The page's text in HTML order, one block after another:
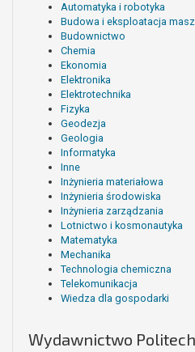
Automatyka i robotyka
Budowa i eksploatacja
Budownictwo
Chemia
Ekonomia
Elektronika
Elektrotechnika
Fizyka
Geodezja
Geologia
Informatyka
Inne
Inżynieria materiałowa
Inżynieria środowiska
Inżynieria zarządzania
Lotnictwo i kosmonautyka
Matematyka
Mechanika
Technologia chemiczna
Telekomunikacja
Wiedza dla gospodarki
Wydawnictwo